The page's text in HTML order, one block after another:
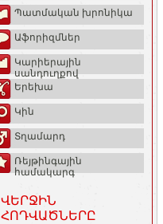
Պատմական խրոնիկա
Աֆորիզմներ
Կարիերային
սանդուղքով
Երեխա
Կին
Տղամարդ
Ռեյթինգային
համակարգ
ՎԵՐՋԻՆ
ՀՈԴՎԱԾՆԵՐԸ